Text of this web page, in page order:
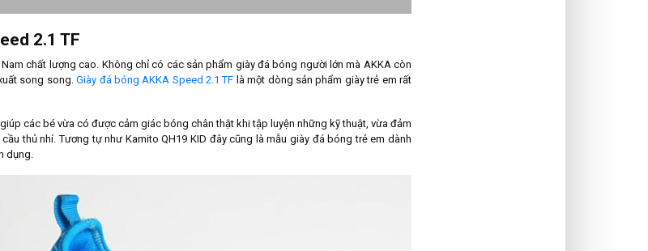
2.1 TF
Nam chất lượng cao. Không chỉ có các sản phẩm giày đá bóng người lớn mà AKKA còn
song song.Giày đá bóng AKKA Speed 2.1 TF là một dòng sản phẩm giày trẻ em rất
các bé vừa có được cảm giác bóng chân thật khi tập luyện những kỹ thuật, vừa đảm
thủ nhí. Tương tự như Kamito QH19 KID đây cũng là mẫu giày đá bóng trẻ em dành
dụng.